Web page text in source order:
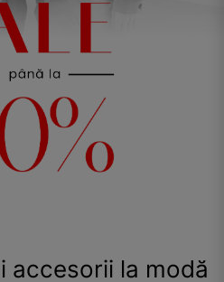
accesorii la modă